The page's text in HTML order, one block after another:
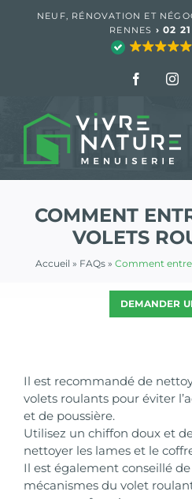
NEUF, RÉNOVATION ET
RENNES › 02
Facebook
COMMENT
VOLETS
Accueil » FAQs » Comment
DEMANDER
Il est recommandé de
volets roulants pour éviter
et de poussière.
Utilisez un chiffon doux et
nettoyer les lames et le
Il est également conseillé
mécanismes du volet